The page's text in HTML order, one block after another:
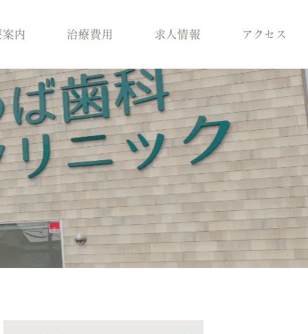
スタッフ紹介
医院環境
ブログ
案内
歯周病治療
ント治療 入れ歯
保険適用の白い歯
小児矯正
メラニン除去
どの診療科を受けれ
治療費用 求人情報 アクセス